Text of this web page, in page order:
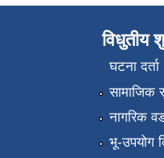
विधुतीय
घटना दर्ता
सामाजिक
नागरिक
भू-उपयोग